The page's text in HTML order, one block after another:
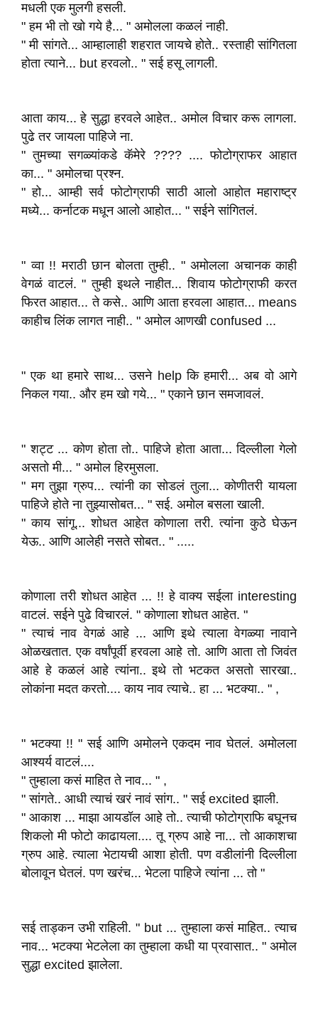
मधली एक मुलगी हसली.
" हम भी तो खो गये है... " अमोलला कळलं नाही.
" मी सांगते... आम्हालाही शहरात जायचे होते.. रस्ताही सांगितला
होता त्याने... but हरवलो.. " सई हसू लागली.
आता काय... हे सुद्धा हरवले आहेत.. अमोल विचार करू लागला.
पुढे तर जायला पाहिजे ना.
" तुमच्या सगळ्यांकडे कॅमेरे ???? .... फोटोग्राफर आहात
का... " अमोलचा प्रश्न.
" हो... आम्ही सर्व फोटोग्राफी साठी आलो आहोत महाराष्ट्र
मध्ये... कर्नाटक मधून आलो आहोत... " सईने सांगितलं.
" व्वा !! मराठी छान बोलता तुम्ही.. " अमोलला अचानक काही
वेगळं वाटलं. " तुम्ही इथले नाहीत... शिवाय फोटोग्राफी करत
फिरत आहात... ते कसे.. आणि आता हरवला आहात... means
काहीच लिंक लागत नाही.. " अमोल आणखी confused ...
" एक था हमारे साथ... उसने help कि हमारी... अब वो आगे
निकल गया.. और हम खो गये... " एकाने छान समजावलं.
" शट्ट ... कोण होता तो.. पाहिजे होता आता... दिल्लीला गेलो
असतो मी... " अमोल हिरमुसला.
" मग तुझा ग्रुप... त्यांनी का सोडलं तुला... कोणीतरी यायला
पाहिजे होते ना तुझ्यासोबत... " सई. अमोल बसला खाली.
" काय सांगू... शोधत आहेत कोणाला तरी. त्यांना कुठे घेऊन
येऊ.. आणि आलेही नसते सोबत.. " .....
कोणाला तरी शोधत आहेत ... !! हे वाक्य सईला interesting
वाटलं. सईने पुढे विचारलं. " कोणाला शोधत आहेत. "
" त्याचं नाव वेगळं आहे ... आणि इथे त्याला वेगळ्या नावाने
ओळखतात. एक वर्षांपूर्वी हरवला आहे तो. आणि आता तो जिवंत
आहे हे कळलं आहे त्यांना.. इथे तो भटकत असतो सारखा..
लोकांना मदत करतो.... काय नाव त्याचे.. हा ... भटक्या.. " ,
" भटक्या !! " सई आणि अमोलने एकदम नाव घेतलं. अमोलला
आश्यर्य वाटलं....
" तुम्हाला कसं माहित ते नाव... " ,
" सांगते.. आधी त्याचं खरं नावं सांग.. " सई excited झाली.
" आकाश ... माझा आयडॉल आहे तो.. त्याची फोटोग्राफि बघूनच
शिकलो मी फोटो काढायला.... तू ग्रुप आहे ना... तो आकाशचा
ग्रुप आहे. त्याला भेटायची आशा होती. पण वडीलांनी दिल्लीला
बोलावून घेतलं. पण खरंच... भेटला पाहिजे त्यांना ... तो "
सई ताड्कन उभी राहिली. " but ... तुम्हाला कसं माहित.. त्याच
नाव... भटक्या भेटलेला का तुम्हाला कधी या प्रवासात.. " अमोल
सुद्धा excited झालेला.